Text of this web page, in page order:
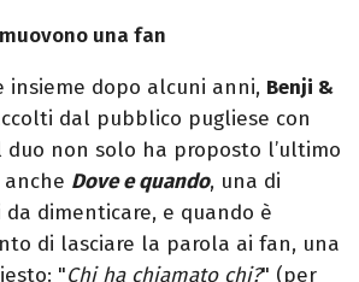
una fan
insieme dopo alcuni anni, Benji &
dal pubblico pugliese con
non solo ha proposto l’ultimo
Dove e quando, una di
dimenticare, e quando è
di lasciare la parola ai fan, una
"Chi ha chiamato chi?" (per